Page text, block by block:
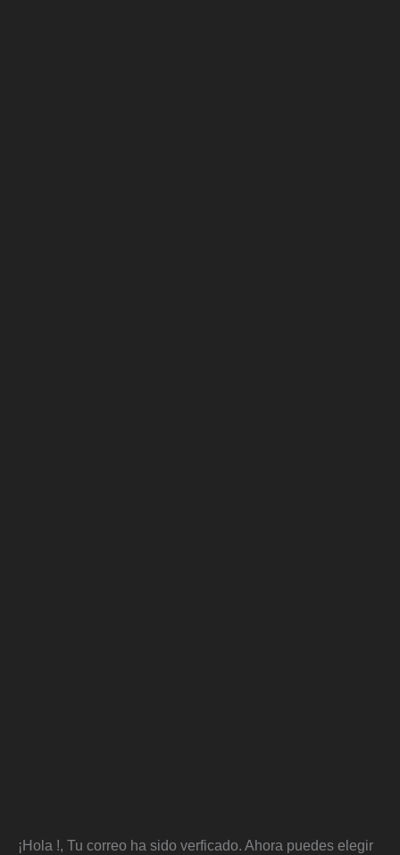
¡Hola !, Tu correo ha sido verficado. Ahora puedes elegir